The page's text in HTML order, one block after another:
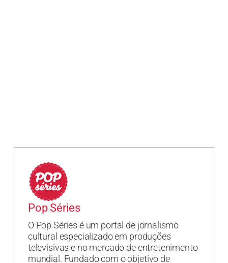
Pop Séries
O Pop Séries é um portal de jornalismo
cultural especializado em produções
televisivas e no mercado de entretenimento
mundial. Fundado com o objetivo de